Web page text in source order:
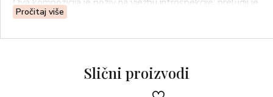
bergamot u akordu s kamilicom i smirenošću pelina, čija
dimenzijom brige i poštovanja.
S ekspresivnom snagom cedrovine, mošusa i jantara, baza
Pročitaj više
Slični proizvodi